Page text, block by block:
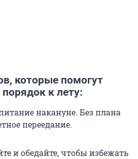
которые помогут
к лету:
накануне. Без плана
переедание.
и обедайте, чтобы избежать